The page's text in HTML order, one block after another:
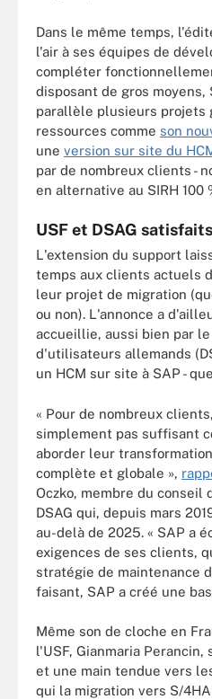
Dans le même temps,
l'air à ses équipes de
compléter
disposant de gros moyens,
parallèle plusieurs projets
ressources comme son
une version sur site du
par de nombreux clients -
en alternative au SIRH 100
USF et DSAG satisfaits
L'extension du support
temps aux clients actuels
leur projet de migration
ou non). L'annonce a
accueillie, aussi bien par
d'utilisateurs allemands
un HCM sur site à SAP -
« Pour de nombreux
simplement pas suffisant
aborder leur
complète et globale »,
Oczko, membre du conseil
DSAG qui, depuis mars
au-delà de 2025. « SAP a
exigences de ses clients,
stratégie de maintenance
faisant, SAP a créé une
Même son de cloche en
l'USF, Gianmaria Perancin,
et une main tendue vers
qui la migration vers S/